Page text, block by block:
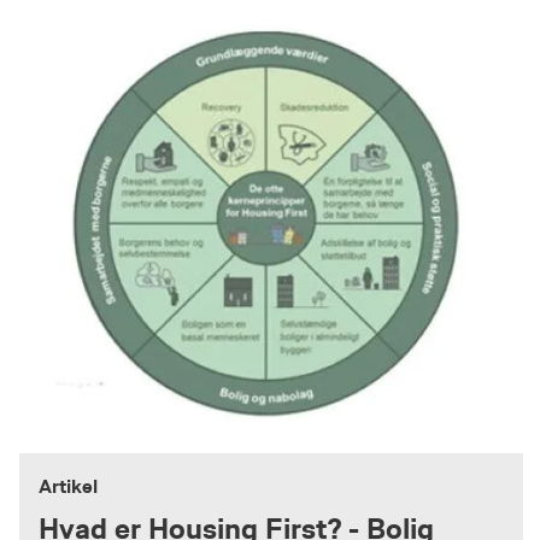
Artikel
Hvad er Housing First? - Bolig